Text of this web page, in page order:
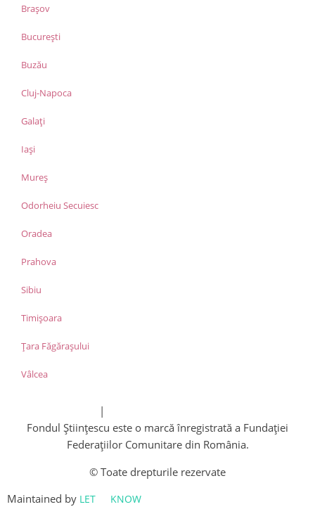
Brașov
București
Buzău
Cluj-Napoca
Galați
Iași
Mureș
Odorheiu Secuiesc
Oradea
Prahova
Sibiu
Timișoara
Țara Făgărașului
Vâlcea
|
Fondul Științescu este o marcă înregistrată a Fundației
Federațiilor Comunitare din România.
© Toate drepturile rezervate
Maintained by LET KNOW